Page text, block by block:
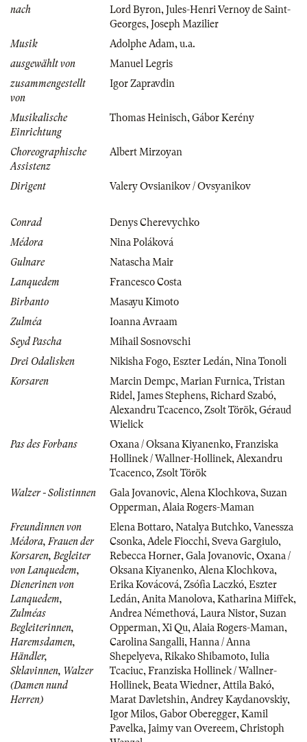
nach Lord Byron, Jules-Henri Vernoy de Saint-
Georges, Joseph Mazilier
Musik
Adolphe Adam, u.a.
ausgewählt von
Manuel Legris
zusammengestellt
von
Igor Zapravdin
Musikalische
Einrichtung
Thomas Heinisch, Gábor Kerény
Choreographische
Assistenz
Albert Mirzoyan
Dirigent Valery Ovsianikov / Ovsyanikov
Conrad
Denys Cherevychko
Médora
Nina Poláková
Gulnare
Natascha Mair
Lanquedem
Francesco Costa
Birbanto
Masayu Kimoto
Zulméa
Ioanna Avraam
Seyd Pascha
Mihail Sosnovschi
Drei Odalisken
Nikisha Fogo, Eszter Ledán, Nina Tonoli
Korsaren
Marcin Dempc, Marian Furnica, Tristan
Ridel , James Stephens, Richard Szabó,
Alexandru Tcacenco, Zsolt Török, Géraud
Wielick
Pas des Forbans
Oxana / Oksana Kiyanenko, Franziska
Hollinek / Wallner-Hollinek, Alexandru
Tcacenco, Zsolt Török
Walzer - Solistinnen
Gala Jovanovic, Alena Klochkova, Suzan
Opperman, Alaia Rogers-Maman
Freundinnen von
Médora, Frauen der
Korsaren, Begleiter
von Lanquedem,
Dienerinen von
Lanquedem,
Zulméas
Begleiterinnen,
Haremsdamen,
Händler,
Sklavinnen, Walzer
(Damen nund
Herren)
Elena Bottaro, Natalya Butchko, Vanessza
Csonka, Adele Fiocchi, Sveva Gargiulo,
Rebecca Horner, Gala Jovanovic, Oxana /
Oksana Kiyanenko, Alena Klochkova,
Erika Kovácová, Zsófia Laczkó, Eszter
Ledán, Anita Manolova, Katharina Miffek,
Andrea Némethová, Laura Nistor, Suzan
Opperman, Xi Qu, Alaia Rogers-Maman,
Carolina Sangalli, Hanna / Anna
Shepelyeva, Rikako Shibamoto, Iulia
Tcaciuc, Franziska Hollinek / Wallner-
Hollinek, Beata Wiedner, Attila Bakó,
Marat Davletshin, Andrey Kaydanovskiy,
Igor Milos, Gabor Oberegger, Kamil
Pavelka, Jaimy van Overeem, Christoph